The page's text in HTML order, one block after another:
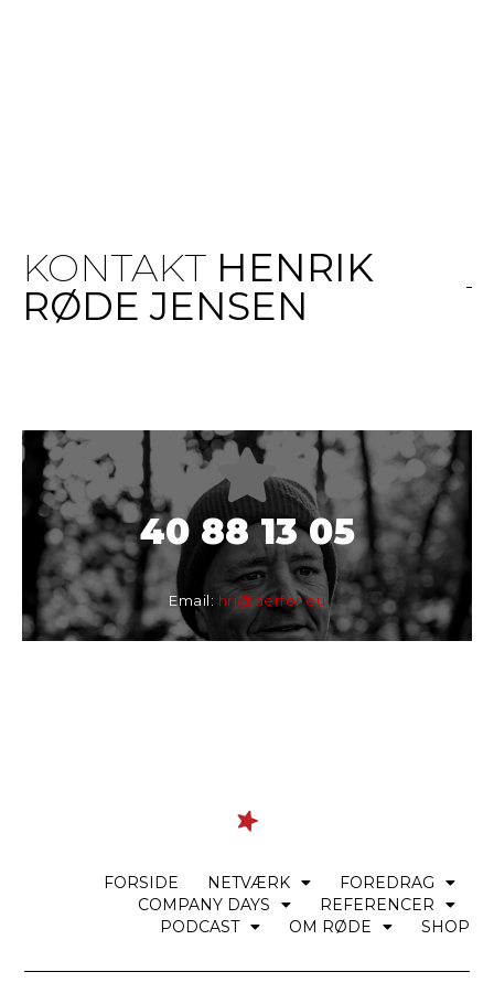
KONTAKT HENRIK
RØDE JENSEN
40 88 13 05
Email: hrj@derfor.eu
FORSIDE NETVÆRK
FOREDRAG
COMPANY DAYS
REFERENCER
PODCAST
OM RØDE SHOP